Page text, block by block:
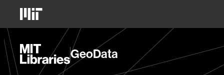
content
MIT
Logo
MIT
Libraries
Homepage
GeoData